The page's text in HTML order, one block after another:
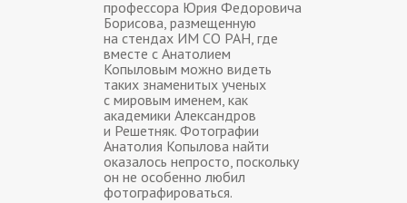
профессора Юрия Федоровича
Борисова, размещенную
на стендах ИМ СО РАН, где
вместе с Анатолием
Копыловым можно видеть
таких знаменитых ученых
с мировым именем, как
академики Александров
и Решетняк. Фотографии
Анатолия Копылова найти
оказалось непросто, поскольку
он не особенно любил
фотографироваться.